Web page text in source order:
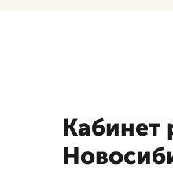
Кабинет